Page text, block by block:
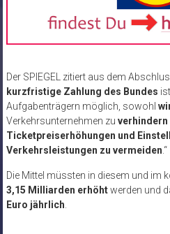
Der SPIEGEL zitiert aus dem
kurzfristige Zahlung des Bundes
Aufgabenträgern möglich, sowohl
Verkehrsunternehmen zu verhindern
Ticketpreiserhöhungen und
Verkehrsleistungen zu vermeiden .“
Die Mittel müssten in diesem und im
3,15 Milliarden erhöhtwerden und
Euro jährlich